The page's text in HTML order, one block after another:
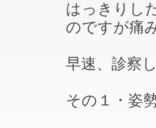
はっきりし
のですが痛
早速、診察
その１・姿